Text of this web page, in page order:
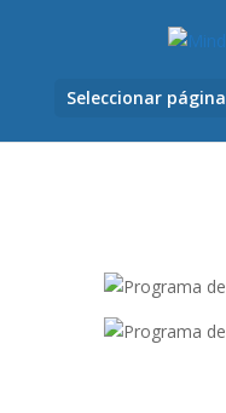
Seleccionar página